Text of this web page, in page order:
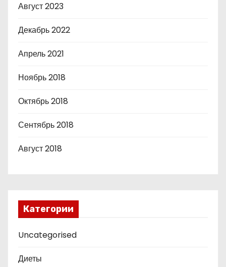
Август 2023
Декабрь 2022
Апрель 2021
Ноябрь 2018
Октябрь 2018
Сентябрь 2018
Август 2018
Категории
Uncategorised
Диеты